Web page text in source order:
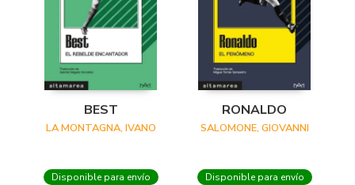
BEST
LA MONTAGNA, IVANO
Disponible para envío
RONALDO
SALOMONE, GIOVANNI
Disponible para envío